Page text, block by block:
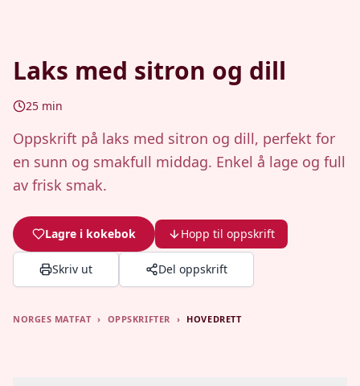
Laks med sitron og dill
25 min
Oppskrift på laks med sitron og dill, perfekt for
en sunn og smakfull middag. Enkel å lage og full
av frisk smak.
Lagre i kokebok Hopp til oppskrift
Skriv ut Del oppskrift
NORGES MATFAT › OPPSKRIFTER › HOVEDRETT